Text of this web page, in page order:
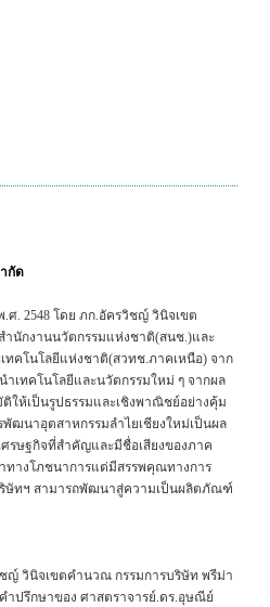
กัด
. 2548 โดย ภก.อัครวิชญ์ วินิจเขต
นักงานนวัตกรรมแห่งชาติ(สนช.)และ
คโนโลยีแห่งชาติ(สวทช.ภาคเหนือ) จาก
เทคโนโลยีและนวัตกรรมใหม่ ๆ จากผล
ห้เป็นรูปธรรมและเชิงพาณิชย์อย่างคุ้ม
ฒนาอุตสาหกรรมลำไยเชียงใหม่เป็นผล
ศรษฐกิจที่สำคัญและมีชื่อเสียงของภาค
ทางโภชนาการแต่มีสรรพคุณทางการ
ษัทฯ สามารถพัฒนาสู่ความเป็นผลิตภัณฑ์
ญ์ วินิจเขตคำนวณ กรรมการบริษัท พรีม่า
ำปรึกษาของ ศาสตราจารย์.ดร.อุษณีย์